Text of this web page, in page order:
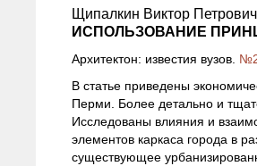
Щипалкин Виктор
ИСПОЛЬЗОВАНИЕ
Архитектон: известия вузов.
В статье приведены
Перми. Более детально и
Исследованы влияния и
элементов каркаса города в
существующее